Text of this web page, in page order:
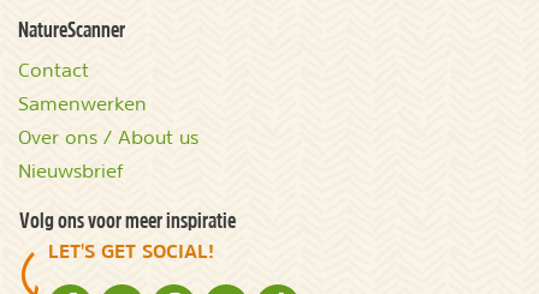
NatureScanner
Contact
Samenwerken
Over ons / About us
Nieuwsbrief
Volg ons voor meer inspiratie
LET'S GET SOCIAL!